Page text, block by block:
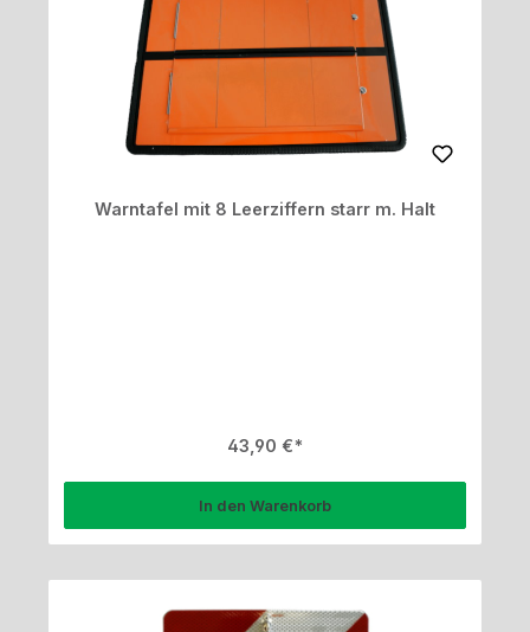
Warntafel mit 8 Leerziffern starr m. Halt
Regulärer Preis:
43,90 €
In den Warenkorb